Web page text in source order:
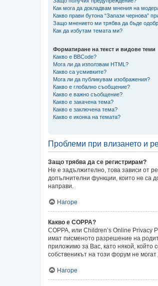
Как мога да докладвам мнения на
Какво прави бутона “Запази чернова”
Защо мнението ми трябва да бъде
Как да избутам темата ми?
Форматиране на текст и видове теми
Какво е BBCode?
Мога ли да използвам HTML?
Какво са усмивките?
Мога ли да публикувам изображения?
Какво е глобално съобщение?
Какво е важно съобщение?
Какво е закачена тема?
Какво е заключена тема?
Какво е иконка на темата?
Проблеми при влизането и
Защо трябва да се регистрирам?
Не е задължително, това зависи от
допълнителни функции, които не са
направи.
Нагоре
Какво е COPPA?
COPPA, или Children’s Online Privacy
имат писменото разрешение на
приложимо за Вас, като някой, който
собственикът на този форум не
Нагоре